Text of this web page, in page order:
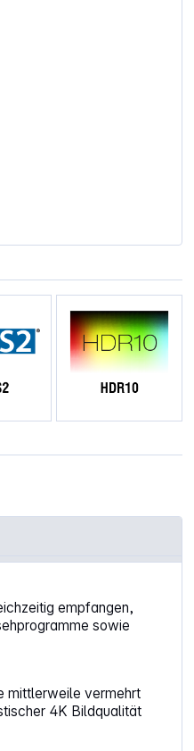
empfangen,
sowie
mittlerweile vermehrt
4K Bildqualität